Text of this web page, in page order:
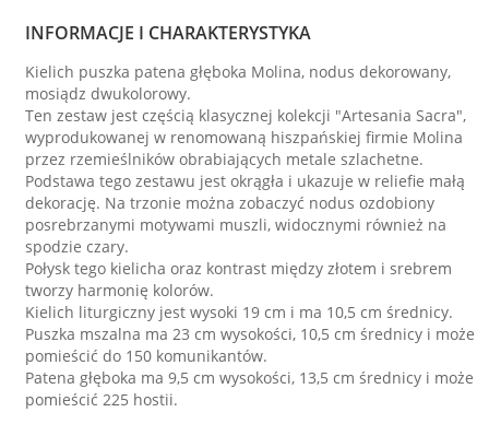
INFORMACJE I CHARAKTERYSTYKA
Kielich puszka patena głęboka Molina, nodus dekorowany,
mosiądz dwukolorowy.
Ten zestaw jest częścią klasycznej kolekcji "Artesania Sacra",
wyprodukowanej w renomowaną hiszpańskiej firmie Molina
przez rzemieślników obrabiających metale szlachetne.
Podstawa tego zestawu jest okrągła i ukazuje w reliefie małą
dekorację. Na trzonie można zobaczyć nodus ozdobiony
posrebrzanymi motywami muszli, widocznymi również na
spodzie czary.
Połysk tego kielicha oraz kontrast między złotem i srebrem
tworzy harmonię kolorów.
Kielich liturgiczny jest wysoki 19 cm i ma 10,5 cm średnicy.
Puszka mszalna ma 23 cm wysokości, 10,5 cm średnicy i może
pomieścić do 150 komunikantów.
Patena głęboka ma 9,5 cm wysokości, 13,5 cm średnicy i może
pomieścić 225 hostii.